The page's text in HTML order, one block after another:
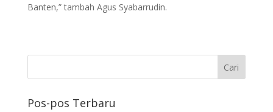
Banten,” tambah Agus Syabarrudin.
Pos-pos Terbaru